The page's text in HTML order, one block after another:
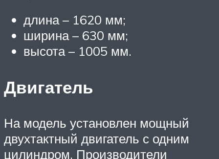
длина – 1620 мм;
ширина – 630 мм;
высота – 1005 мм.
Двигатель
На модель установлен мощный
двухтактный двигатель с одним
цилиндром. Производители